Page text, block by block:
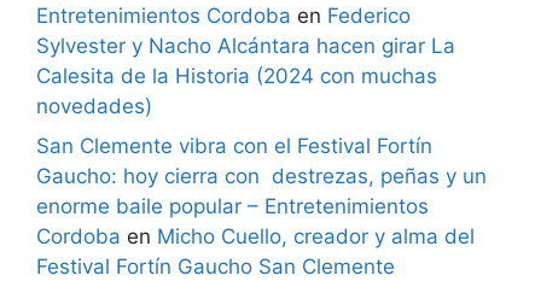
Entretenimientos Cordoba en Federico
Sylvester y Nacho Alcántara hacen girar La
Calesita de la Historia (2024 con muchas
novedades)
San Clemente vibra con el Festival Fortín
Gaucho: hoy cierra con destrezas, peñas y un
enorme baile popular – Entretenimientos
Cordoba en Micho Cuello, creador y alma del
Festival Fortín Gaucho San Clemente